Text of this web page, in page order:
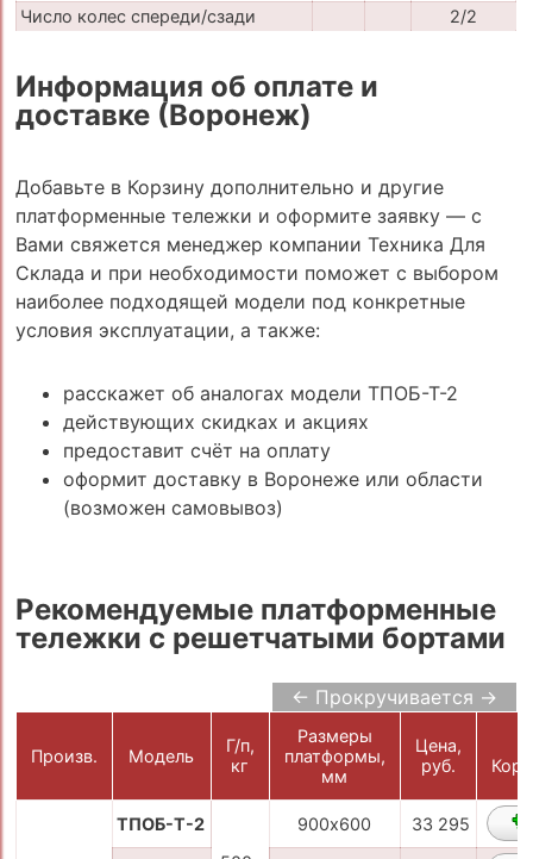
Число колес спереди/сзади
2/2
Информация об оплате и
доставке (Воронеж)
Добавьте в Корзину дополнительно и другие
платформенные тележки и оформите заявку — с
Вами свяжется менеджер компании Техника Для
Склада и при необходимости поможет с выбором
наиболее подходящей модели под конкретные
условия эксплуатации, а также:
расскажет об аналогах модели ТПОБ-Т-2
действующих скидках и акциях
предоставит счёт на оплату
оформит доставку в Воронеже или области
(возможен самовывоз)
Рекомендуемые платформенные
тележки с решетчатыми бортами
← Прокручивается →
Произв. Модель
Г/п,
кг
Размеры
платформы,
мм
Цена,
руб.
ТПОБ-Т-2
900х600 33 295